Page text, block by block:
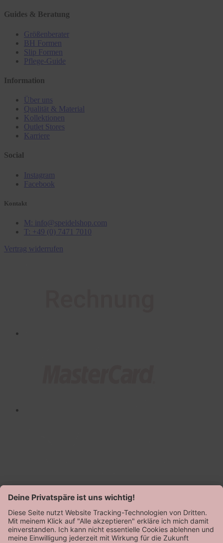
Guides & Beratung
Größenberater
BH Formen
Slip Formen
Pflege-Guide
Information
Über uns
Qualität & Material
Kollektionen
Outlet Stores
Karriere
Social
Instagram
Facebook
Kontakt
M: info@speidelshop.com
T: +49 (0) 7471 7010
Vertrag widerrufen